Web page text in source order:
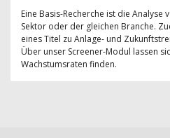
Eine Basis-Recherche ist die Analyse
Sektor oder der gleichen Branche.
eines Titel zu Anlage- und
Über unser Screener-Modul lassen
Wachstumsraten finden.